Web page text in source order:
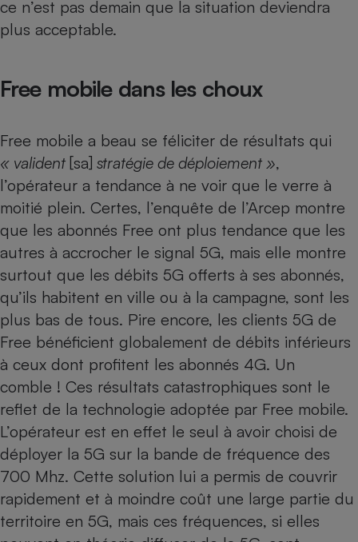
ce n’est pas demain que la situation deviendra
plus acceptable.
Free mobile dans les choux
Free mobile a beau se féliciter de résultats qui
« valident [sa] stratégie de déploiement »,
l’opérateur a tendance à ne voir que le verre à
moitié plein. Certes, l’enquête de l’Arcep montre
que les abonnés Free ont plus tendance que les
autres à accrocher le signal 5G, mais elle montre
surtout que les débits 5G offerts à ses abonnés,
qu’ils habitent en ville ou à la campagne, sont les
plus bas de tous. Pire encore, les clients 5G de
Free bénéficient globalement de débits inférieurs
à ceux dont profitent les abonnés 4G. Un
comble ! Ces résultats catastrophiques sont le
reflet de la technologie adoptée par Free mobile.
L’opérateur est en effet le seul à avoir choisi de
déployer la 5G sur la bande de fréquence des
700 Mhz. Cette solution lui a permis de couvrir
rapidement et à moindre coût une large partie du
territoire en 5G, mais ces fréquences, si elles
Robot ménager